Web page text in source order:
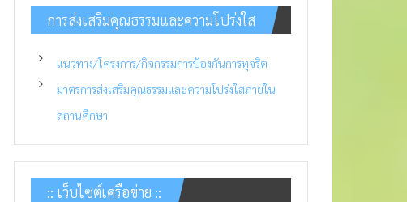
การส่งเสริมคุณธรรมและความโปร่งใส
แนวทาง/โครงการ/กิจกรรมการป้องกันการทุจริต
มาตรการส่งเสริมคุณธรรมและความโปร่งใสภายใน
สถานศึกษา
:: เว็บไซต์เครือข่าย ::